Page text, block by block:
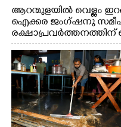
ആറന്മുളയിൽ വെള്ളം
ഐക്കര ജംഗ്ഷനു
രക്ഷാപ്രവർത്തനത്തിന്
ബോട്ടുകൾ